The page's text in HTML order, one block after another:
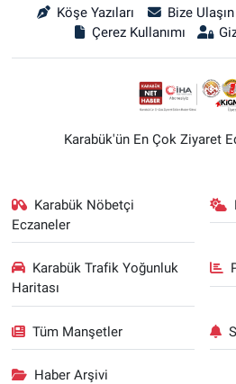
Köşe Yazıları Bize Ulaşın
Çerez Kullanımı
Karabük'ün En Çok Ziyaret
Karabük Nöbetçi
Eczaneler
Karabük Trafik Yoğunluk
Haritası
Tüm Manşetler
Haber Arşivi